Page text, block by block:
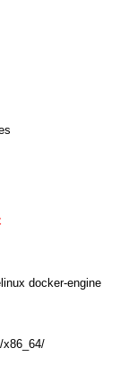
docker-engine
x86_64/